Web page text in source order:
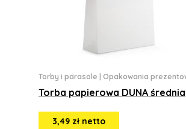
Torby i parasole Opakowania
Torba papierowa DUNA średnia
3,49 zł netto